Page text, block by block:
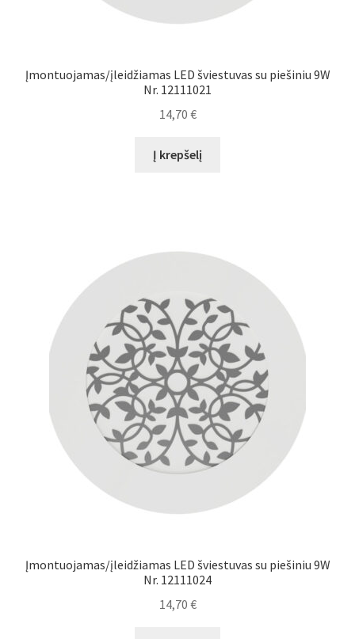
Įmontuojamas/įleidžiamas LED šviestuvas su piešiniu 9W
Nr. 12111021
14,70 €
Į krepšelį
Įmontuojamas/įleidžiamas LED šviestuvas su piešiniu 9W
Nr. 12111024
14,70 €